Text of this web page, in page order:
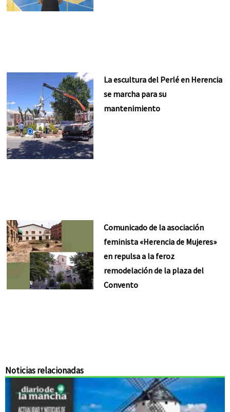
La escultura del Perlé en Herencia
se marcha para su
mantenimiento
Comunicado de la asociación
feminista «Herencia de Mujeres»
en repulsa a la feroz
remodelación de la plaza del
Convento
Noticias relacionadas